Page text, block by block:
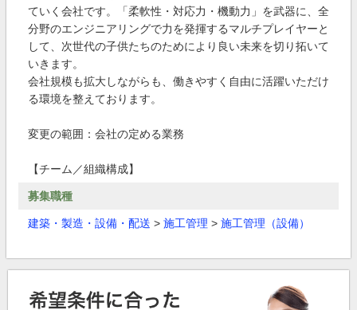
ていく会社です。「柔軟性・対応力・機動力」を武器に、全
分野のエンジニアリングで力を発揮するマルチプレイヤーと
して、次世代の子供たちのためにより良い未来を切り拓いて
いきます。
会社規模も拡大しながらも、働きやすく自由に活躍いただけ
る環境を整えております。
変更の範囲：会社の定める業務
【チーム／組織構成】
募集職種
建築・製造・設備・配送 > 施工管理 > 施工管理（設備）